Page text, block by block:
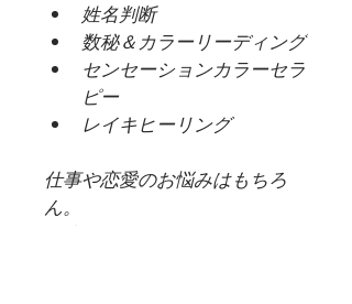
姓名判断
数秘＆カラーリーディング
センセーションカラーセラ
ピー
レイキヒーリング
仕事や恋愛のお悩みはもちろ
ん。